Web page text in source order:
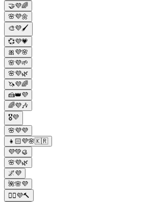
🤝💜🌈
🌸💜🌼
🎨💜🖌️
💞💜💗
🎀💜🌸
🌸💜🌱
🌸💜🌿
🦄💜🌈
🍰👑💜
🌈💜🎶
🎖💜
🌸💜💜
👧🏻💜🌸🇰🇷
💜💚🥮
🌸💜🌿
🌌💜
🌺🌸💜
🦹‍♂️💜🔨